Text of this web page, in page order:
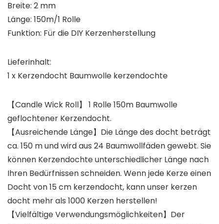
Breite: 2 mm
Länge: 150m/1 Rolle
Funktion: Für die DIY Kerzenherstellung
Lieferinhalt:
1 x Kerzendocht Baumwolle kerzendochte
【Candle Wick Roll】 1 Rolle 150m Baumwolle
geflochtener Kerzendocht.
【Ausreichende Länge】Die Länge des docht beträgt
ca. 150 m und wird aus 24 Baumwollfäden gewebt. Sie
können Kerzendochte unterschiedlicher Länge nach
Ihren Bedürfnissen schneiden. Wenn jede Kerze einen
Docht von 15 cm kerzendocht, kann unser kerzen
docht mehr als 1000 Kerzen herstellen!
【Vielfältige Verwendungsmöglichkeiten】Der